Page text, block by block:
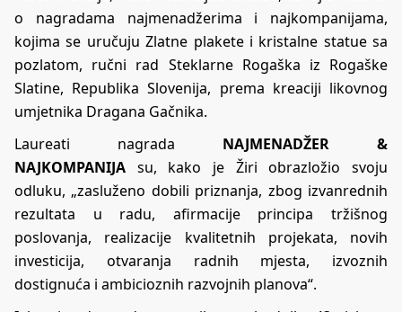
o nagradama najmenadžerima i najkompanijama,
kojima se uručuju Zlatne plakete i kristalne statue sa
pozlatom, ručni rad Steklarne Rogaška iz Rogaške
Slatine, Republika Slovenija, prema kreaciji likovnog
umjetnika Dragana Gačnika.
Laureati nagrada NAJMENADŽER &
NAJKOMPANIJA su, kako je Žiri obrazložio svoju
odluku, „zasluženo dobili priznanja, zbog izvanrednih
rezultata u radu, afirmacije principa tržišnog
poslovanja, realizacije kvalitetnih projekata, novih
investicija, otvaranja radnih mjesta, izvoznih
dostignuća i ambicioznih razvojnih planova“.